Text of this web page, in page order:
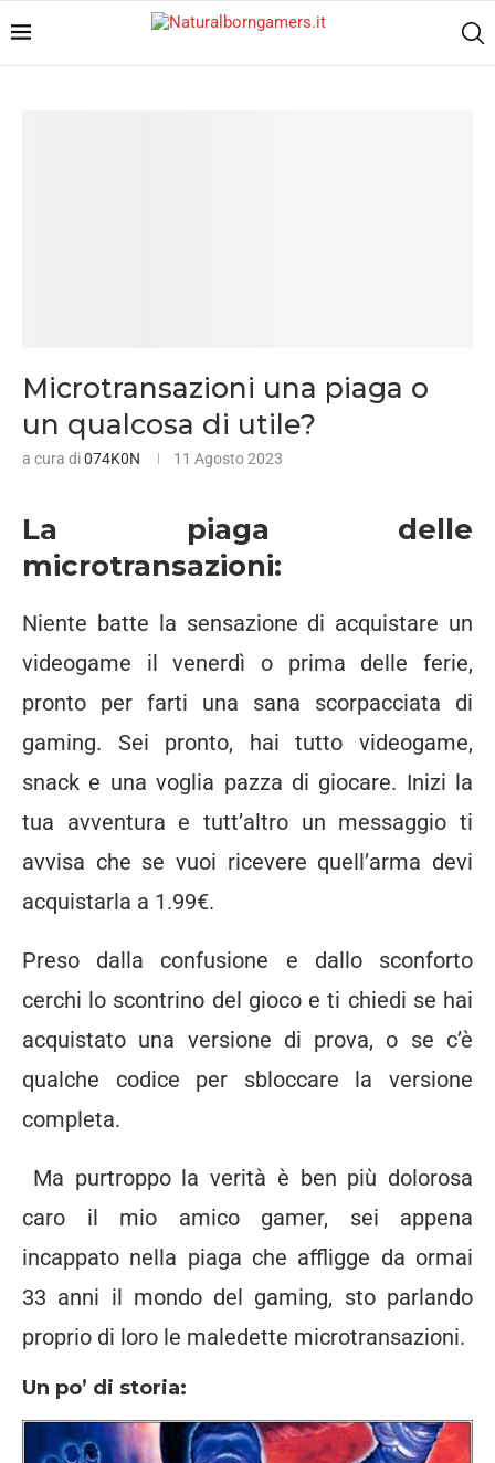
Microtransazioni una piaga o
un qualcosa di utile?
a cura di074K0N 11 Agosto 2023
La piaga delle
microtransazioni:
Niente batte la sensazione di acquistare un
videogame il venerdì o prima delle ferie,
pronto per farti una sana scorpacciata di
gaming. Sei pronto, hai tutto videogame,
snack e una voglia pazza di giocare. Inizi la
tua avventura e tutt’altro un messaggio ti
avvisa che se vuoi ricevere quell’arma devi
acquistarla a 1.99€.
Preso dalla confusione e dallo sconforto
cerchi lo scontrino del gioco e ti chiedi se hai
acquistato una versione di prova, o se c’è
qualche codice per sbloccare la versione
completa.
Ma purtroppo la verità è ben più dolorosa
caro il mio amico gamer, sei appena
incappato nella piaga che affligge da ormai
33 anni il mondo del gaming, sto parlando
proprio di loro le maledette microtransazioni.
Un po’ di storia: